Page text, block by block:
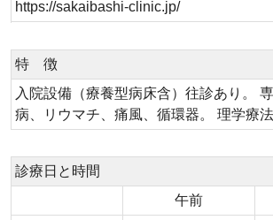
https://sakaibashi-clinic.jp/
特 徴
入院設備（療養型病床含）往診あり。
病、リウマチ、痛風、循環器。 理学療法
診療日と時間
午前